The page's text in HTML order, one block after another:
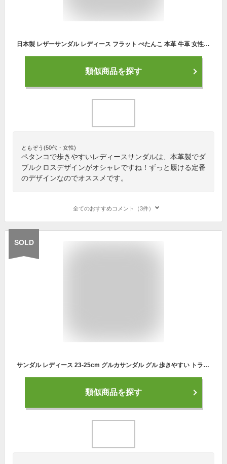
日本製 レザーサンダル レディース フラット ぺたんこ 本革 牛革 女性 30代 40代 50代 60代 ヤマショウ生活商店オリジナル 歩きやすい 履きやすい 大人 かわいい おしゃれRoom ＃33 ダブルクロスレザーサンダル 2806
類似商品を探す
ともぞう(50代・女性)
ペタンコで歩きやすいレディースサンダルは、本革製でダ
ブルクロスデザインがオシャレですね！ずっと履ける定番
のデザインなのでオススメです。
全てのおすすめコメント（3件）
SOLD
サンダル レディース 23-25cm グルカサンダル グル 歩きやすい トラップ ストラップサンダル スナップボタン ベルトサンダル スポーツサンダル かかとあり ローヒール シューズ 可愛い お洒落 編みデザイン 滑り止め シンプル コンビニ 黒 婦人靴 20代 30代 40代 50代
類似商品を探す